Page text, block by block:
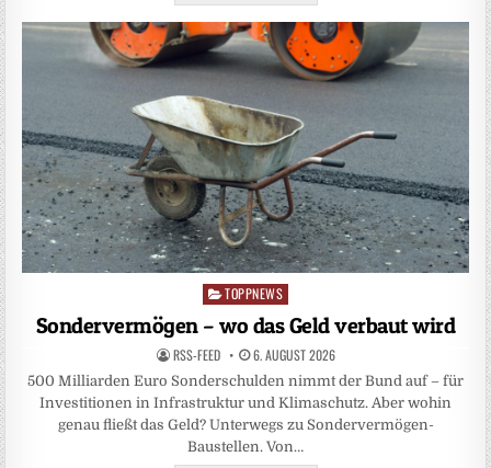
Posted
TOPPNEWS
Sondervermögen – wo das Geld verbaut wird
RSS-FEED 6. AUGUST 2026
500 Milliarden Euro Sonderschulden nimmt der Bund auf – für
Investitionen in Infrastruktur und Klimaschutz. Aber wohin
genau fließt das Geld? Unterwegs zu Sondervermögen-
Baustellen. Von…